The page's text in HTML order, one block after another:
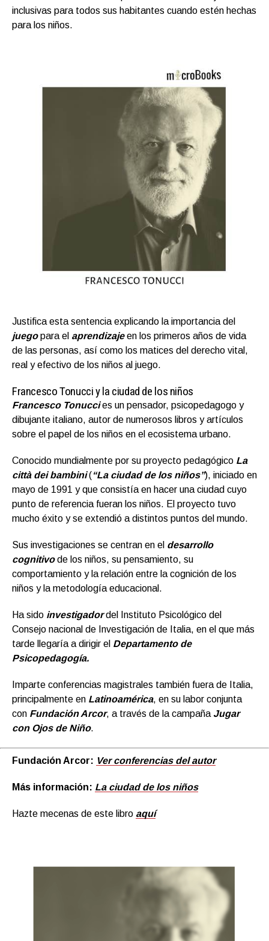
inclusivas para todos sus habitantes cuando estén hechas
para los niños.
Justifica esta sentencia explicando la importancia del
juegopara el aprendizajeen los primeros años de vida
de las personas, así como los matices del derecho vital,
real y efectivo de los niños al juego.
Francesco Tonucci y la ciudad de los niños
Francesco Tonuccies un pensador, psicopedagogo y
dibujante italiano, autor de numerosos libros y artículos
sobre el papel de los niños en el ecosistema urbano.
Conocido mundialmente por su proyecto pedagógico La
città dei bambini(“La ciudad de los niños”), iniciado en
mayo de 1991 y que consistía en hacer una ciudad cuyo
punto de referencia fueran los niños. El proyecto tuvo
mucho éxito y se extendió a distintos puntos del mundo.
Sus investigaciones se centran en el desarrollo
cognitivode los niños, su pensamiento, su
comportamiento y la relación entre la cognición de los
niños y la metodología educacional.
Ha sido investigadordel Instituto Psicológico del
Consejo nacional de Investigación de Italia, en el que más
tarde llegaría a dirigir el Departamento de
Psicopedagogía.
Imparte conferencias magistrales también fuera de Italia,
principalmente en Latinoamérica, en su labor conjunta
con Fundación Arcor, a través de la campaña Jugar
con Ojos de Niño.
Fundación Arcor: Ver conferencias del autor
Más información: La ciudad de los niños
Hazte mecenas de este libro aquí